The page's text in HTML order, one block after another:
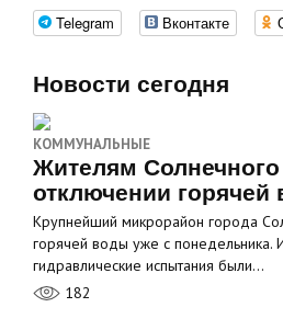
Telegram Вконтакте
Новости сегодня
КОММУНАЛЬНЫЕ
Жителям
отключении горячей
Крупнейший микрорайон города
горячей воды уже с понедельника.
гидравлические испытания были…
182